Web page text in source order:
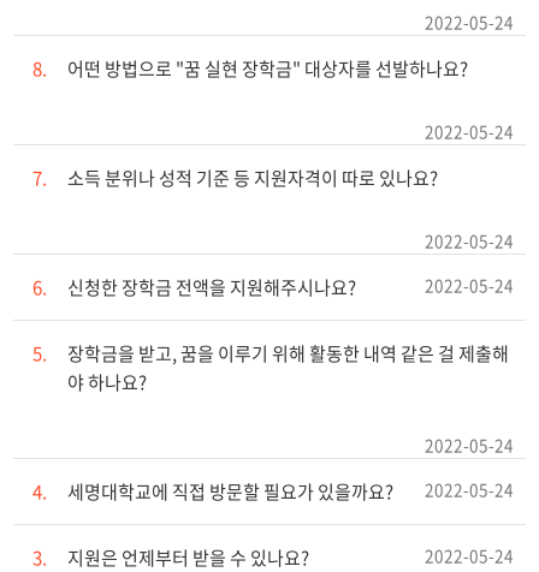
2022-05-24
8. 어떤 방법으로 "꿈 실현 장학금" 대상자를 선발하나요?
2022-05-24
7. 소득 분위나 성적 기준 등 지원자격이 따로 있나요?
2022-05-24
6. 신청한 장학금 전액을 지원해주시나요? 2022-05-24
5.
장학금을 받고, 꿈을 이루기 위해 활동한 내역 같은 걸 제출해
야 하나요?
2022-05-24
4. 세명대학교에 직접 방문할 필요가 있을까요? 2022-05-24
3. 지원은 언제부터 받을 수 있나요? 2022-05-24